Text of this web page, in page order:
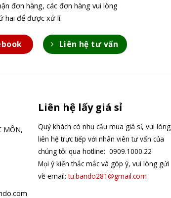
đơn hàng, các đơn hàng vui lòng
hai để được xử lí.
Liên hệ tư vấn
MÔN,
Liên hệ lấy giá sỉ
Quý khách có nhu cầu mua giá sỉ, vui lòng
liên hệ trực tiếp với nhân viên tư vấn của
chúng tôi qua hotline: 0909.1000.22
Mọi ý kiến thắc mắc và góp ý, vui lòng gửi
về email:tu.bando281@gmail.com